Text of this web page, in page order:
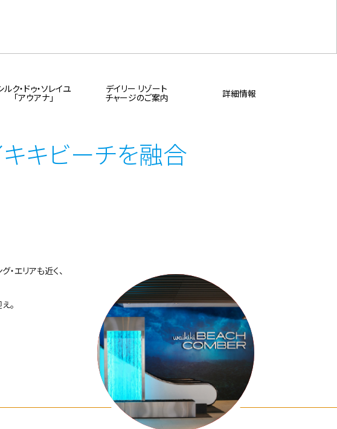
ルク・ドゥ・ソレイユ
「アウアナ」
デイリー リゾート
チャージのご案内 詳細情報
キビーチを融合
・エリアも近く、
。